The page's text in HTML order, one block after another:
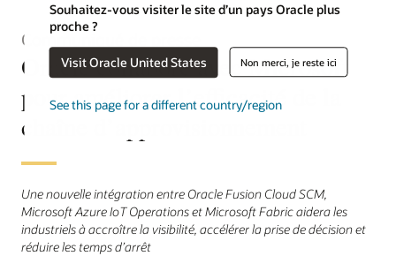
Souhaitez-vous visiter le site d’un pays Oracle plus
proche ?
Visit Oracle United States Non merci, je reste ici
See this page for a different country/region
Communiqué de presse
Oracle collabore avec Microsoft
pour améliorer l’efficacité de la
chaîne d’approvisionnement
Une nouvelle intégration entre Oracle Fusion Cloud SCM,
Microsoft Azure IoT Operations et Microsoft Fabric aidera les
industriels à accroître la visibilité, accélérer la prise de décision et
réduire les temps d’arrêt